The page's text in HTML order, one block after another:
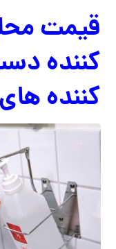
قیمت
کننده
کننده